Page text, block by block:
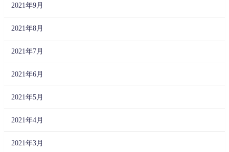
2021年9月
2021年8月
2021年7月
2021年6月
2021年5月
2021年4月
2021年3月